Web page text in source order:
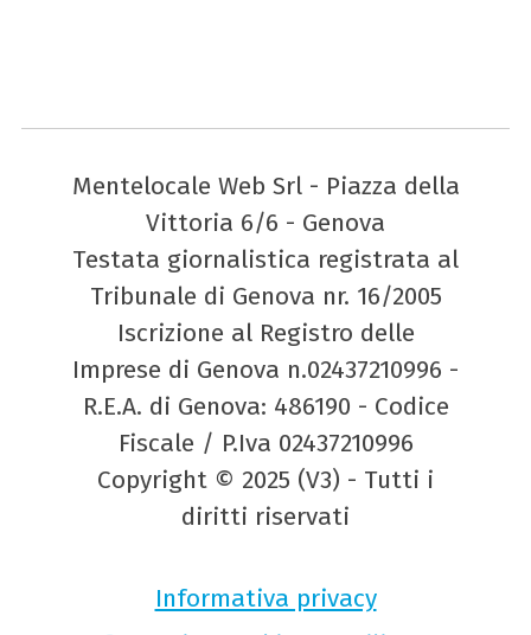
Mentelocale Web Srl - Piazza della
Vittoria 6/6 - Genova
Testata giornalistica registrata al
Tribunale di Genova nr. 16/2005
Iscrizione al Registro delle
Imprese di Genova n.02437210996 -
R.E.A. di Genova: 486190 - Codice
Fiscale / P.Iva 02437210996
Copyright © 2025 (V3) - Tutti i
diritti riservati
Informativa privacy